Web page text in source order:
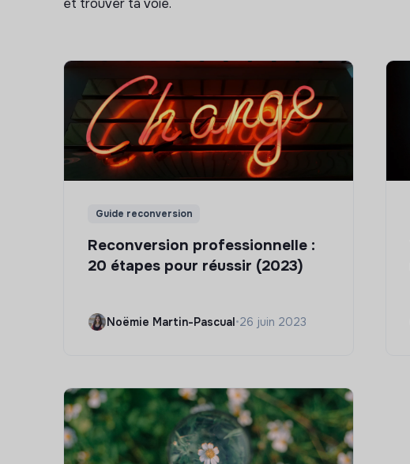
Guide reconversion
Reconversion professionnelle :
20 étapes pour réussir (2023)
Noëmie Martin-Pascual•26 juin 2023